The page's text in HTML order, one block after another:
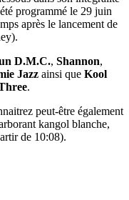
programmé le 29 juin
après le lancement de
D.M.C., Shannon,
Jazz ainsi que Kool
.
peut-être également
kangol blanche,
de 10:08).